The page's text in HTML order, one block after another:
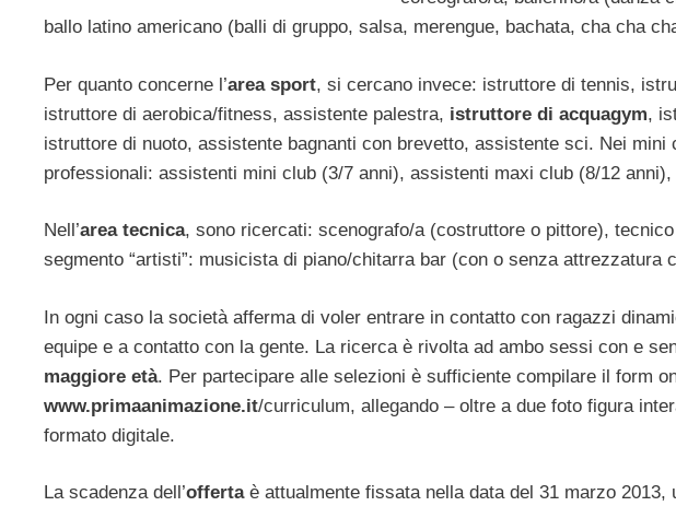
ballo latino americano (balli di gruppo, salsa, merengue, bachata, cha cha
Per quanto concerne l’area sport, si cercano invece: istruttore di tennis,
istruttore di aerobica/fitness, assistente palestra, istruttore di acquagym,
istruttore di nuoto, assistente bagnanti con brevetto, assistente sci. Nei
professionali: assistenti mini club (3/7 anni), assistenti maxi club (8/12
Nell’area tecnica, sono ricercati: scenografo/a (costruttore o pittore),
segmento “artisti”: musicista di piano/chitarra bar (con o senza attrezzatura
In ogni caso la società afferma di voler entrare in contatto con ragazzi
equipe e a contatto con la gente. La ricerca è rivolta ad ambo sessi con e
maggiore età. Per partecipare alle selezioni è sufficiente compilare il form
www.primaanimazione.it/curriculum, allegando – oltre a due foto figura
formato digitale.
La scadenza dell’offertaè attualmente fissata nella data del 31 marzo 2013,